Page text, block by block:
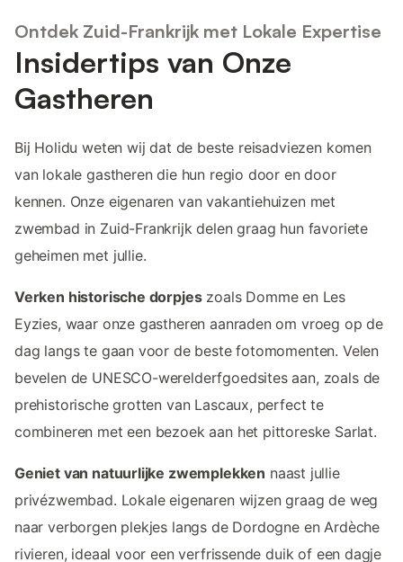
Ontdek Zuid-Frankrijk met Lokale Expertise
Insidertips van Onze
Gastheren
Bij Holidu weten wij dat de beste reisadviezen komen
van lokale gastheren die hun regio door en door
kennen. Onze eigenaren van vakantiehuizen met
zwembad in Zuid-Frankrijk delen graag hun favoriete
geheimen met jullie.
Verken historische dorpjeszoals Domme en Les
Eyzies, waar onze gastheren aanraden om vroeg op de
dag langs te gaan voor de beste fotomomenten. Velen
bevelen de UNESCO-werelderfgoedsites aan, zoals de
prehistorische grotten van Lascaux, perfect te
combineren met een bezoek aan het pittoreske Sarlat.
Geniet van natuurlijke zwemplekken naast jullie
privézwembad. Lokale eigenaren wijzen graag de weg
naar verborgen plekjes langs de Dordogne en Ardèche
rivieren, ideaal voor een verfrissende duik of een dagje